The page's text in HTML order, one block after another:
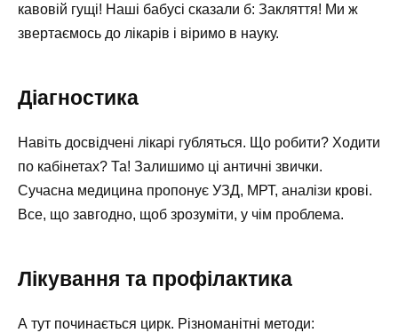
кавовій гущі! Наші бабусі сказали б: Закляття! Ми ж
звертаємось до лікарів і віримо в науку.
Діагностика
Навіть досвідчені лікарі губляться. Що робити? Ходити
по кабінетах? Та! Залишимо ці античні звички.
Сучасна медицина пропонує УЗД, МРТ, аналізи крові.
Все, що завгодно, щоб зрозуміти, у чім проблема.
Лікування та профілактика
А тут починається цирк. Різноманітні методи: